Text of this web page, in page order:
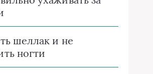
шеллак и не
ногти